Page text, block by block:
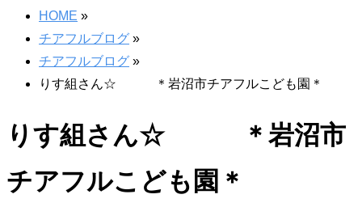
HOME »
チアフルブログ »
チアフルブログ »
りす組さん☆ ＊岩沼市チアフルこども園＊
りす組さん☆ ＊岩沼市
チアフルこども園＊